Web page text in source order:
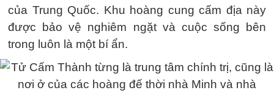
của Trung Quốc. Khu hoàng cung cấm địa này
được bảo vệ nghiêm ngặt và cuộc sống bên
trong luôn là một bí ẩn.